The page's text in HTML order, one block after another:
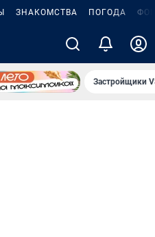
ЗНАКОМСТВА ПОГОДА
Застройщики